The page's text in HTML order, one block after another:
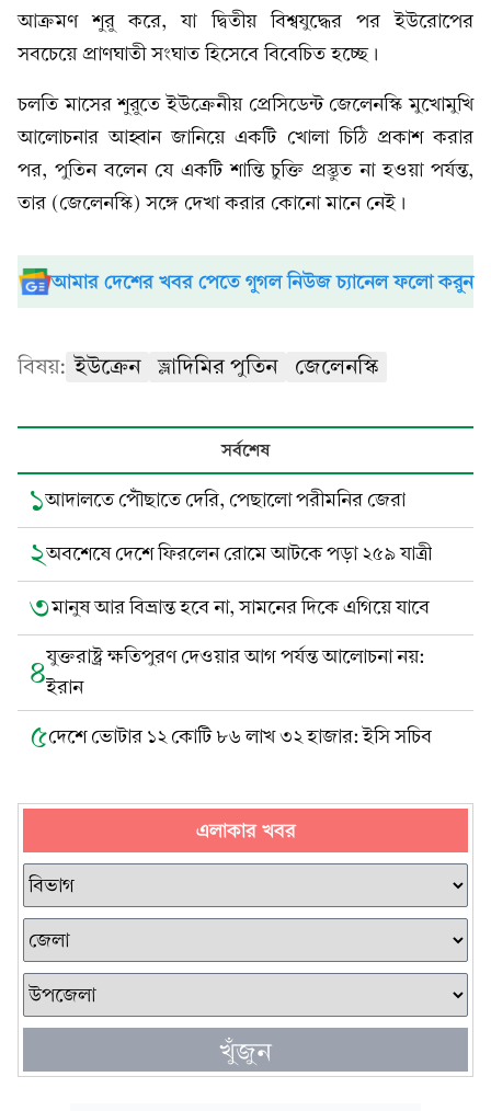
আক্রমণ শুরু করে, যা দ্বিতীয় বিশ্বযুদ্ধের পর ইউরোপের
সবচেয়ে প্রাণঘাতী সংঘাত হিসেবে বিবেচিত হচ্ছে।
চলতি মাসের শুরুতে ইউক্রেনীয় প্রেসিডেন্ট জেলেনস্কি মুখোমুখি
আলোচনার আহ্বান জানিয়ে একটি খোলা চিঠি প্রকাশ করার
পর, পুতিন বলেন যে একটি শান্তি চুক্তি প্রস্তুত না হওয়া পর্যন্ত,
তার (জেলেনস্কি) সঙ্গে দেখা করার কোনো মানে নেই।
আমার দেশের খবর পেতে গুগল নিউজ চ্যানেল ফলো করুন
বিষয়: ইউক্রেন ভ্লাদিমির পুতিন জেলেনস্কি
সর্বশেষ
১আদালতে পৌঁছাতে দেরি, পেছালো পরীমনির জেরা
২অবশেষে দেশে ফিরলেন রোমে আটকে পড়া ২৫৯ যাত্রী
৩মানুষ আর বিভ্রান্ত হবে না, সামনের দিকে এগিয়ে যাবে
৪যুক্তরাষ্ট্র ক্ষতিপুরণ দেওয়ার আগ পর্যন্ত আলোচনা নয়:
ইরান
৫দেশে ভোটার ১২ কোটি ৮৬ লাখ ৩২ হাজার: ইসি সচিব
এলাকার খবর
খুঁজুন